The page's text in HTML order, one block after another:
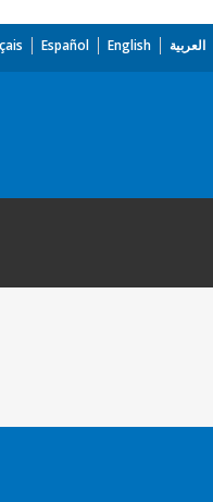
العربية English
Español